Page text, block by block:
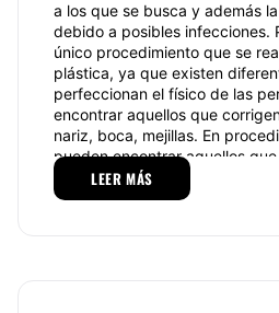
a los que se busca y además
debido a posibles infecciones.
único procedimiento que se
plástica, ya que existen
perfeccionan el físico de las
encontrar aquellos que
nariz, boca, mejillas. En
pueden encontrar aquellos
del busto o bien, lo reducen.
Caicedo Lunaes un
LEER MÁS